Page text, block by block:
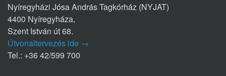
Nyíregyházi Jósa András Tagkórház (NYJAT)
4400 Nyíregyháza,
Szent István út 68.
Útvonaltervezés ide →
Tel.: +36 42/599 700